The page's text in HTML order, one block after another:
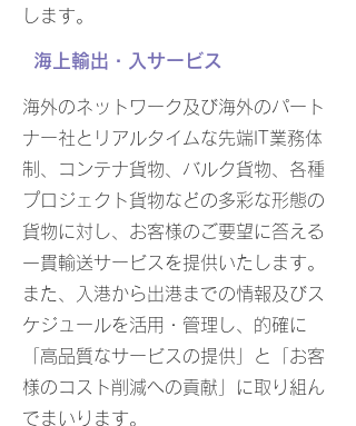
します。
海上輸出・入サービス
海外のネットワーク及び海外のパート
ナー社とリアルタイムな先端IT業務体
制、コンテナ貨物、バルク貨物、各種
プロジェクト貨物などの多彩な形態の
貨物に対し、お客様のご要望に答える
一貫輸送サービスを提供いたします。
また、入港から出港までの情報及びス
ケジュールを活用・管理し、的確に
「高品質なサービスの提供」と「お客
様のコスト削減への貢献」に取り組ん
でまいります。